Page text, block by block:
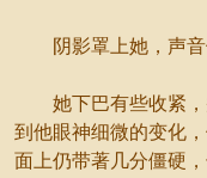
阴影罩上她，声音
她下巴有些收紧，
到他眼神细微的变化
面上仍带著几分僵硬